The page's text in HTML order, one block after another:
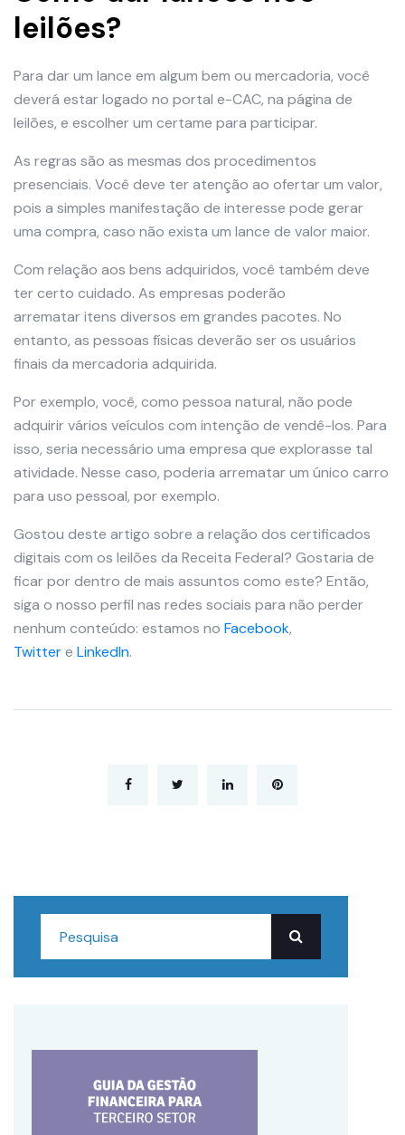
leilões?
Para dar um lance em algum bem ou mercadoria, você
deverá estar logado no portal e-CAC, na página de
leilões, e escolher um certame para participar.
As regras são as mesmas dos procedimentos
presenciais. Você deve ter atenção ao ofertar um valor,
pois a simples manifestação de interesse pode gerar
uma compra, caso não exista um lance de valor maior.
Com relação aos bens adquiridos, você também deve
ter certo cuidado. As empresas poderão
arrematar itens diversos em grandes pacotes. No
entanto, as pessoas físicas deverão ser os usuários
finais da mercadoria adquirida.
Por exemplo, você, como pessoa natural, não pode
adquirir vários veículos com intenção de vendê-los. Para
isso, seria necessário uma empresa que explorasse tal
atividade. Nesse caso, poderia arrematar um único carro
para uso pessoal, por exemplo.
Gostou deste artigo sobre a relação dos certificados
digitais com os leilões da Receita Federal? Gostaria de
ficar por dentro de mais assuntos como este? Então,
siga o nosso perfil nas redes sociais para não perder
nenhum conteúdo: estamos no Facebook,
Twittere LinkedIn.